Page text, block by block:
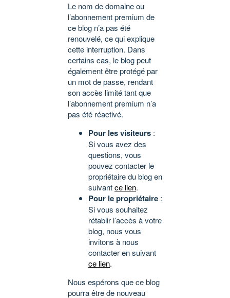
Le nom de domaine ou
l’abonnement premium de
ce blog n’a pas été
renouvelé, ce qui explique
cette interruption. Dans
certains cas, le blog peut
également être protégé par
un mot de passe, rendant
son accès limité tant que
l’abonnement premium n’a
pas été réactivé.
Pour les visiteurs :
Si vous avez des
questions, vous
pouvez contacter le
propriétaire du blog en
suivantce lien.
Pour le propriétaire :
Si vous souhaitez
rétablir l’accès à votre
blog, nous vous
invitons à nous
contacter en suivant
ce lien.
Nous espérons que ce blog
pourra être de nouveau